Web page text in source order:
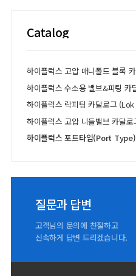
Catalog
하이플럭스 포트타입(Port Type)
질문과 답변
고객님의 문의에 친절하고
신속하게 답변 드리겠습니다.